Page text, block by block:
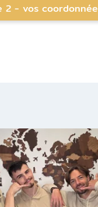
2 - vos